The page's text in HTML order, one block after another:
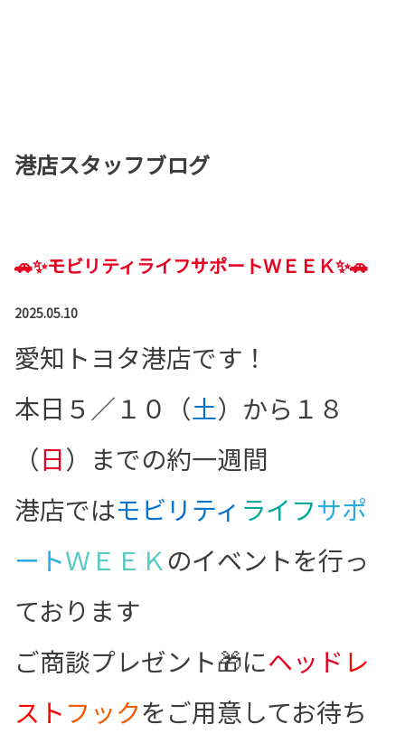
港店スタッフブログ
🚗✨モビリティライフサポートＷＥＥＫ✨🚗
2025.05.10
愛知トヨタ港店です！
本日５／１０（土）から１８
（日）までの約一週間
港店ではモビリティ ライフサポ
ートＷＥＥＫのイベントを行っ
ております
ご商談プレゼント🎁にヘッド レ
スト フックをご用意してお待ち